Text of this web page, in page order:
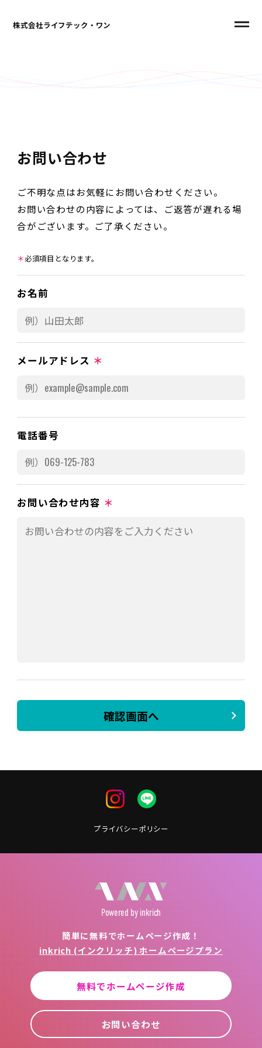
株式会社ライフテック・ワン
お問い合わせ
ご不明な点はお気軽にお問い合わせください。
お問い合わせの内容によっては、ご返答が遅れる場
合がございます。ご了承ください。
＊必須項目となります。
お名前
メールアドレス ＊
電話番号
お問い合わせ内容 ＊
確認画面へ
プライバシーポリシー
Powered by inkrich
簡単に無料でホームページ作成！
inkrich (インクリッチ) ホームページプラン
無料でホームページ作成
お問い合わせ